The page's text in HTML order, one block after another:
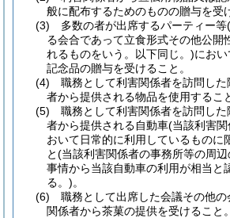
般に配布するためのものの贈与を受
(3)
多数の者が出席するパーティー等
る会合であって立食形式その他公開
れるものをいう。以下同じ。)にお
記念品の贈与を受けること。
(4)
職務として利害関係者を訪問し
者から提供される物品を使用するこ
(5)
職務として利害関係者を訪問し
者から提供される自動車(当該利害
おいて日常的に利用しているものに
と(当該利害関係者の事務所等の周
事情から当該自動車の利用が相当と
る。)。
(6)
職務として出席した会議その他
関係者から茶菓の提供を受けること。